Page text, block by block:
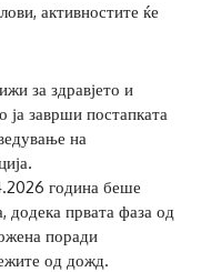
активностите ќе
за здравјето и
ја заврши постапката
на
година беше
додека првата фаза од
поради
од дожд.